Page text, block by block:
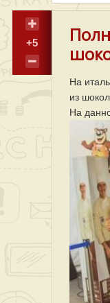
+5
На
из
На